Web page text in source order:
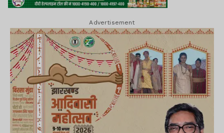
Advertisement